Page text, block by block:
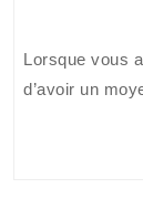
Lorsque vous
d’avoir un